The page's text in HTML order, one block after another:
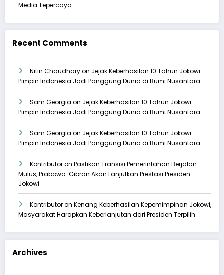
Media Tepercaya
Recent Comments
Nitin Chaudharyon Jejak Keberhasilan 10 Tahun Jokowi
Pimpin Indonesia Jadi Panggung Dunia di Bumi Nusantara
Sam Georgia on Jejak Keberhasilan 10 Tahun Jokowi
Pimpin Indonesia Jadi Panggung Dunia di Bumi Nusantara
Sam Georgia on Jejak Keberhasilan 10 Tahun Jokowi
Pimpin Indonesia Jadi Panggung Dunia di Bumi Nusantara
Kontributoron Pastikan Transisi Pemerintahan Berjalan
Mulus, Prabowo-Gibran Akan Lanjutkan Prestasi Presiden
Jokowi
Kontributoron Kenang Keberhasilan Kepemimpinan Jokowi,
Masyarakat Harapkan Keberlanjutan dari Presiden Terpilih
Archives